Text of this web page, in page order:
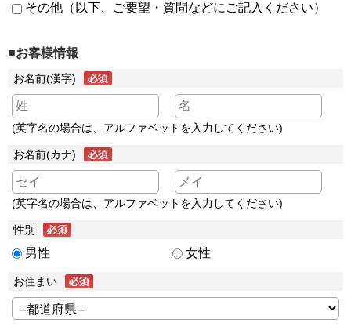
その他（以下、ご要望・質問などにご記入ください）
■お客様情報
お名前(漢字)
(英字名の場合は、アルファベットを入力してください)
お名前(カナ)
(英字名の場合は、アルファベットを入力してください)
性別
男性 女性
お住まい